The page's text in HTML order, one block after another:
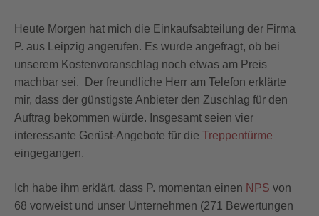
Heute Morgen hat mich die Einkaufsabteilung der Firma
P. aus Leipzig angerufen. Es wurde angefragt, ob bei
unserem Kostenvoranschlag noch etwas am Preis
machbar sei. Der freundliche Herr am Telefon erklärte
mir, dass der günstigste Anbieter den Zuschlag für den
Auftrag bekommen würde. Insgesamt seien vier
interessante Gerüst-Angebote für die Treppentürme
eingegangen.
Ich habe ihm erklärt, dass P. momentan einen NPS von
68 vorweist und unser Unternehmen (271 Bewertungen